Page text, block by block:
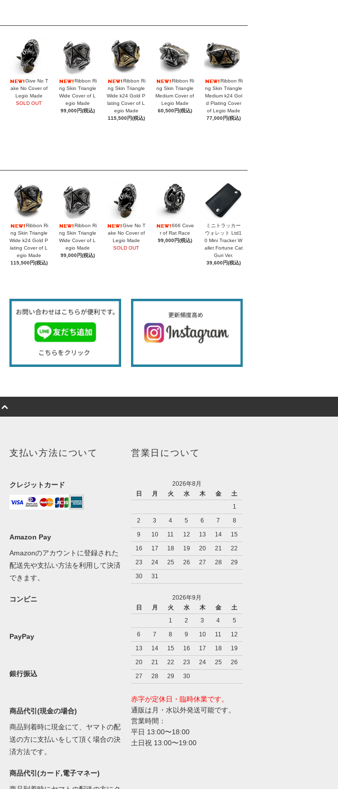
Give No T
ake No Cover of
Legio Made
SOLD OUT
Ribbon Ri
ng Skin Triangle
Wide Cover of L
egio Made
99,000円(税込)
Ribbon Ri
ng Skin Triangle
Wide k24 Gold P
lating Cover of L
egio Made
115,500円(税込)
Ribbon Ri
ng Skin Triangle
Medium Cover of
Legio Made
60,500円(税込)
Ribbon Ri
ng Skin Triangle
Medium k24 Gol
d Plating Cover
of Legio Made
77,000円(税込)
Ribbon Ri
ng Skin Triangle
Wide k24 Gold P
lating Cover of L
egio Made
115,500円(税込)
Ribbon Ri
ng Skin Triangle
Wide Cover of L
egio Made
99,000円(税込)
Give No T
ake No Cover of
Legio Made
SOLD OUT
666 Cove
r of Rat Race
99,000円(税込)
ミニトラッカー
ウォレット Ltd1
0 Mini Tracker W
allet Fortune Cat
Guri Ver.
39,600円(税込)
支払い方法について
クレジットカード
Amazon Pay
Amazonのアカウントに登録された
配送先や支払い方法を利用して決済
できます。
コンビニ
PayPay
銀行振込
商品代引(現金の場合)
商品到着時に現金にて、ヤマトの配
送の方に支払いをして頂く場合の決
済方法です。
商品代引(カード,電子マネー)
営業日について
2026年8月
日
月 火 水 木 金
土
1
2
3 4 5 6 7
8
9
10 11 12 13 14
15
16
17 18 19 20 21
22
23
24 25 26 27 28
29
30
31
2026年9月
日
月 火 水 木 金
土
1
2 3 4
5
6
7 8 9 10 11
12
13
14 15 16 17 18
19
20
21 22 23 24 25
26
27
28 29 30
赤字が定休日・臨時休業です。
通販は月・水以外発送可能です。
営業時間：
平日 13:00〜18:00
土日祝 13:00〜19:00